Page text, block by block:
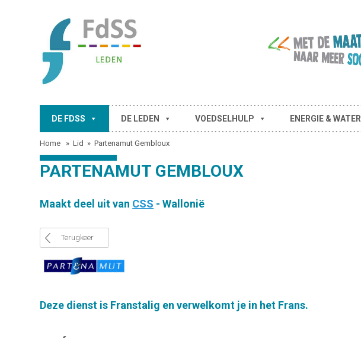
DE FDSS DE LEDEN VOEDSELHULP ENERGIE & WATER
Home »Lid »Partenamut Gembloux
PARTENAMUT GEMBLOUX
Maakt deel uit van CSS - Wallonië
Terugkeer
Deze dienst is Franstalig enverwelkomt je in het Frans.